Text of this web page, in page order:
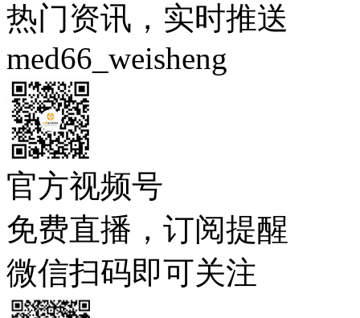
热门资讯，实时推送
med66_weisheng
官方视频号
免费直播，订阅提醒
微信扫码即可关注